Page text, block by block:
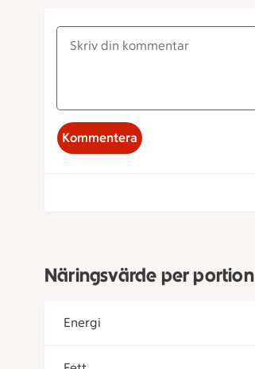
Kommentera
Näringsvärde per portion
Energi